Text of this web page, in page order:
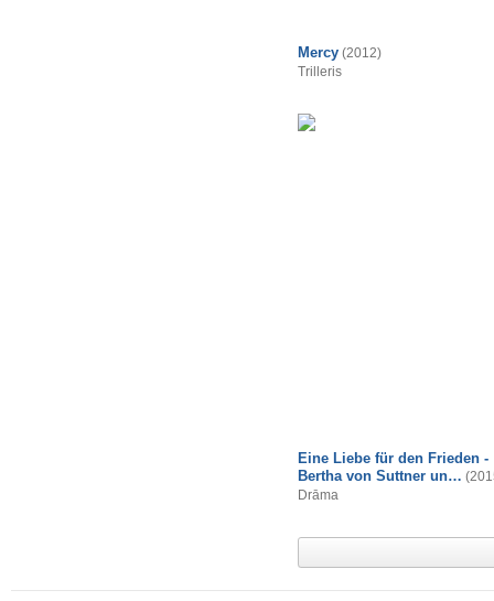
Mercy (2012)
Trilleris
Eine Liebe für den Frieden -
Bertha von Suttner un…
Drāma